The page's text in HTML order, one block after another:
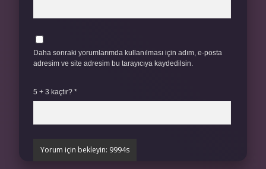
Daha sonraki yorumlarımda kullanılması için adım, e-posta
adresim ve site adresim bu tarayıcıya kaydedilsin.
5 + 3 kaçtır? *